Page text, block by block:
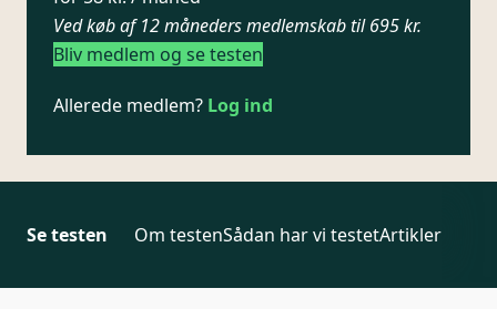
Ved køb af 12 måneders medlemskab til 695 kr.
Bliv medlem og se testen
Allerede medlem? Log ind
Se testen Om testenSådan har vi testetArtikler